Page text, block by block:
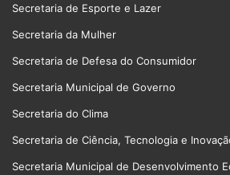
Secretaria de Esporte e Lazer
Secretaria da Mulher
Secretaria de Defesa do Consumidor
Secretaria Municipal de Governo
Secretaria do Clima
Secretaria de Ciência, Tecnologia e
Secretaria Municipal de Desenvolvimento